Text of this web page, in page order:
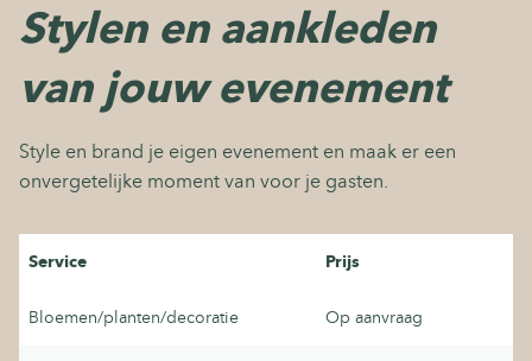
Stylen en aankleden
van jouw evenement
Style en brand je eigen evenement en maak er een
onvergetelijke moment van voor je gasten.
Service Prijs
Bloemen/planten/decoratie Op aanvraag